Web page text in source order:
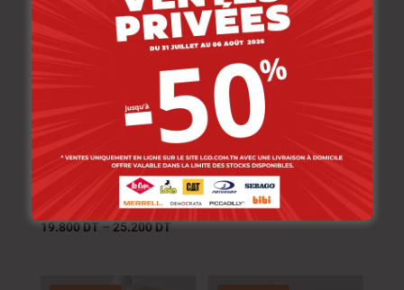
Lois T-Shirt Fille
Maille-05 Sasha Fille
42.000DT
19.800DT–25.200DT
Lois T-Shirt Maille-10
Heart Fille Nat.
33.000DT–
26.400DT–